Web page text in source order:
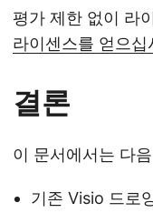
평가 제한 없이 라
라이센스를 얻으십
결론
이 문서에서는 다
기존 Visio 드로